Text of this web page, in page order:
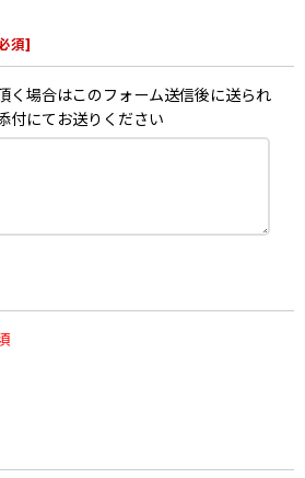
須]
く場合はこのフォーム送信後に送られ
付にてお送りください